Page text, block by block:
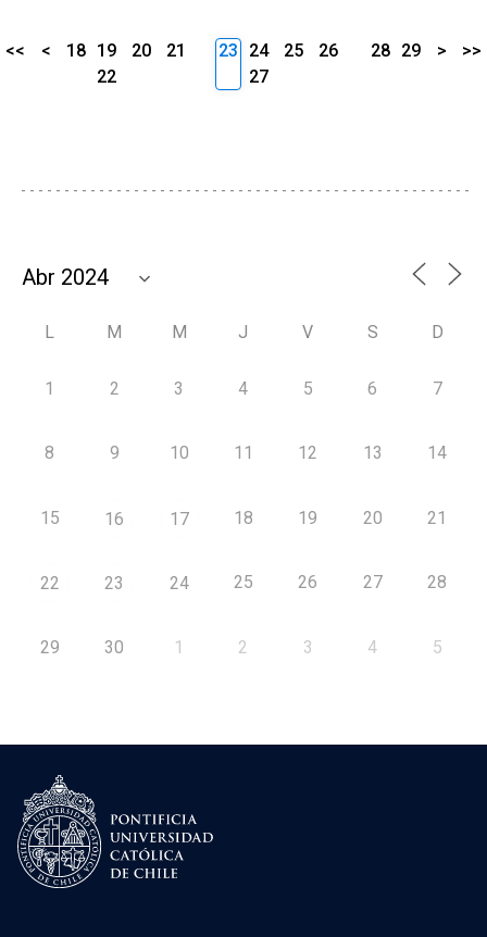
<< < 18 19 20
21
22
23 24 25
26
27
28 29 > >>
L M M J V S D
1 2 3 4 5 6 7
8 9 10 11 12 13 14
15 16 17 18 19 20 21
22 23 24 25 26 27 28
29 30 1 2 3 4 5